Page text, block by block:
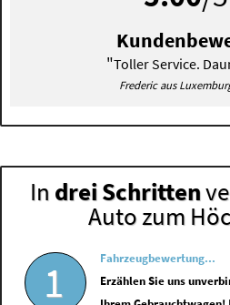
"Toller Service.
Frederic aus
In drei Schritten
Auto zum
1
Fahrzeugbewertung...
Erzählen Sie uns